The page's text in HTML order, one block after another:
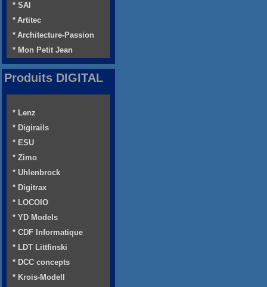
* SAI
* Artitec
* Architecture-Passion
* Mon Petit Jean
Produits DIGITAL
* Lenz
* Digirails
* ESU
* Zimo
* Uhlenbrock
* Digitrax
* LOCOIO
* YD Models
* CDF Informatique
* LDT Littfinski
* DCC concepts
* Krois-Modell